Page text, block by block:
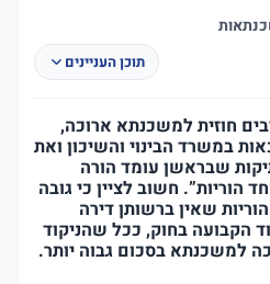
תוכן העניינים
חוזית למשכנתא ארוכה,
במשרד הבינוי והשיכון ואת
שבראשן עומד הורה
חשוב לציין כי גובה
שאין ברשותן דירה
הקבועה בחוק, ככל שהניקוד
למשכנתא בסכום גבוה יותר.